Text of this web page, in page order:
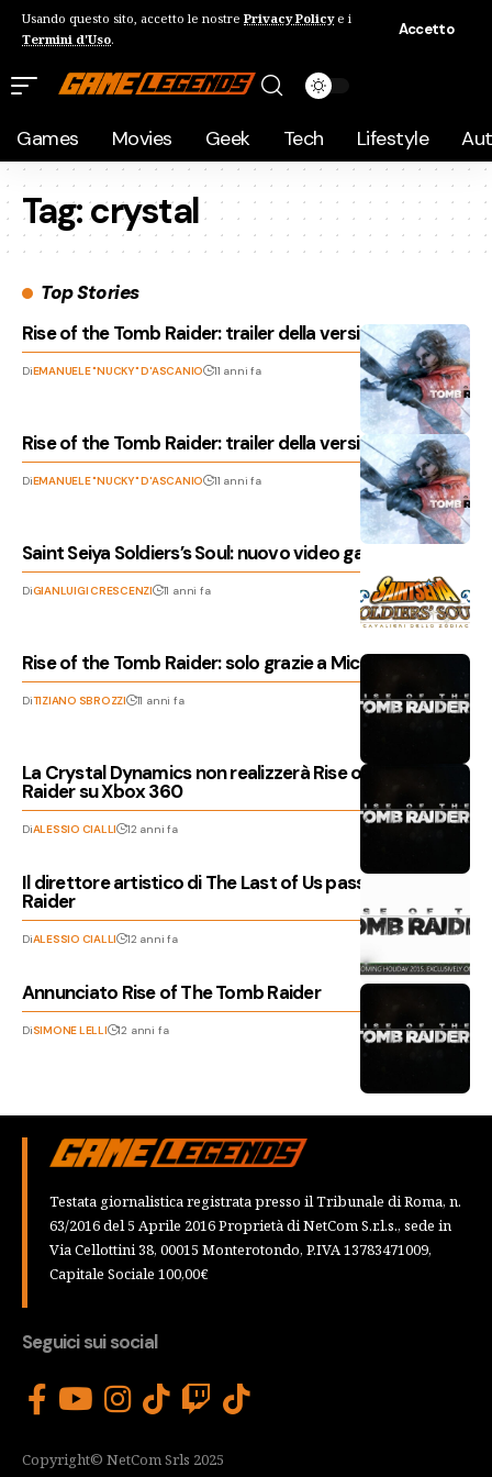
Usando questo sito, accetto le nostre Privacy Policye i
Termini d'Uso.
Accetto
Games Movies Geek Tech Lifestyle
Tag:crystal
Top Stories
Rise of the Tomb Raider: trailer della versione PC
DiEMANUELE "NUCKY" D'ASCANIO 11 anni fa
Rise of the Tomb Raider: trailer della versione PC
DiEMANUELE "NUCKY" D'ASCANIO 11 anni fa
Saint Seiya Soldiers’s Soul: nuovo video gameplay
DiGIANLUIGI CRESCENZI 11 anni fa
Rise of the Tomb Raider: solo grazie a Microsoft
DiTIZIANO SBROZZI 11 anni fa
La Crystal Dynamics non realizzerà Rise of The Tomb
Raider su Xbox 360
DiALESSIO CIALLI 12 anni fa
Il direttore artistico di The Last of Us passa a Tomb
Raider
DiALESSIO CIALLI 12 anni fa
Annunciato Rise of The Tomb Raider
DiSIMONE LELLI 12 anni fa
Testata giornalistica registrata presso il Tribunale di Roma, n.
63/2016 del 5 Aprile 2016 Proprietà di NetCom S.r.l.s., sede in
Via Cellottini 38, 00015 Monterotondo, P.IVA 13783471009,
Capitale Sociale 100,00€
Seguici sui social
Copyright© NetCom Srls 2025